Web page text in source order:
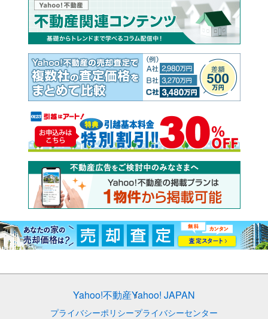
Yahoo!不動産Yahoo! JAPAN
プライバシーポリシープライバシーセンター